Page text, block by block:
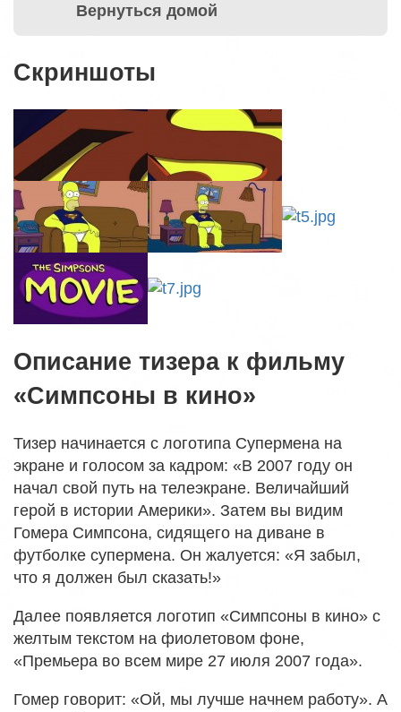
Вернуться домой
Скриншоты
Описание тизера к фильму
«Симпсоны в кино»
Тизер начинается с логотипа Супермена на
экране и голосом за кадром: «В 2007 году он
начал свой путь на телеэкране. Величайший
герой в истории Америки». Затем вы видим
Гомера Симпсона, сидящего на диване в
футболке супермена. Он жалуется: «Я забыл,
что я должен был сказать!»
Далее появляется логотип «Симпсоны в кино» с
желтым текстом на фиолетовом фоне,
«Премьера во всем мире 27 июля 2007 года».
Гомер говорит: «Ой, мы лучше начнем работу». А